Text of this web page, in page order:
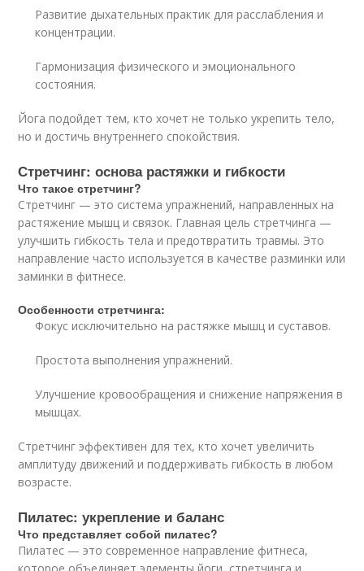
Развитие дыхательных практик для расслабления и
концентрации.
Гармонизация физического и эмоционального
состояния.
Йога подойдет тем, кто хочет не только укрепить тело,
но и достичь внутреннего спокойствия.
Стретчинг: основа растяжки и гибкости
Что такое стретчинг?
Стретчинг — это система упражнений, направленных на
растяжение мышц и связок. Главная цель стретчинга —
улучшить гибкость тела и предотвратить травмы. Это
направление часто используется в качестве разминки или
заминки в фитнесе.
Особенности стретчинга:
Фокус исключительно на растяжке мышц и суставов.
Простота выполнения упражнений.
Улучшение кровообращения и снижение напряжения в
мышцах.
Стретчинг эффективен для тех, кто хочет увеличить
амплитуду движений и поддерживать гибкость в любом
возрасте.
Пилатес: укрепление и баланс
Что представляет собой пилатес?
Пилатес — это современное направление фитнеса,